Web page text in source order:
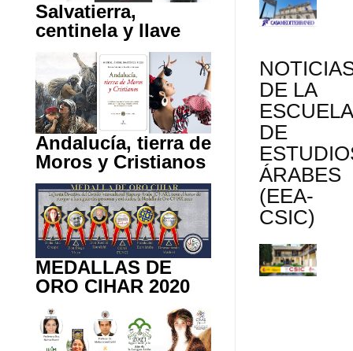
Salvatierra,
centinela y llave
Andalucía, tierra de
Moros y Cristianos
MEDALLAS DE
ORO CIHAR 2020
DE LA
ESCUELA
DE
ÁRABES
(EEA-
CSIC)